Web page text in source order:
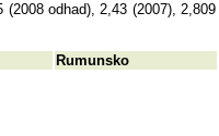
(2008 odhad), 2,43 (2007), 2,809
Rumunsko